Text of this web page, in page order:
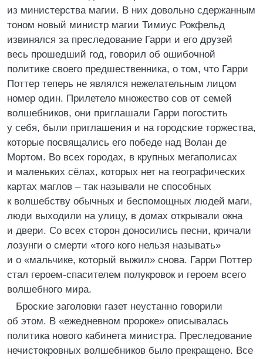
из министерства магии. В них довольно сдержанным
тоном новый министр магии Тимиус Рокфельд
извинялся за преследование Гарри и его друзей
весь прошедший год, говорил об ошибочной
политике своего предшественника, о том, что Гарри
Поттер теперь не являлся нежелательным лицом
номер один. Прилетело множество сов от семей
волшебников, они приглашали Гарри погостить
у себя, были приглашения и на городские торжества,
которые посвящались его победе над Волан де
Мортом. Во всех городах, в крупных мегаполисах
и маленьких сёлах, которых нет на географических
картах маглов – так называли не способных
к волшебству обычных и беспомощных людей маги,
люди выходили на улицу, в домах открывали окна
и двери. Со всех сторон доносились песни, кричали
лозунги о смерти «того кого нельзя называть»
и о «мальчике, который выжил» снова. Гарри Поттер
стал героем-спасителем полукровок и героем всего
волшебного мира.
Броские заголовки газет неустанно говорили
об этом. В «ежедневном пророке» описывалась
политика нового кабинета министра. Преследование
нечистокровных волшебников было прекращено. Все